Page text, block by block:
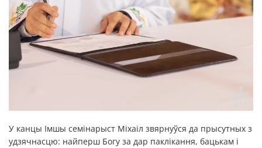
У канцы Імшы семінарыст Міхаіл звярнуўся да прысутных з
удзячнасцю: найперш Богу за дар паклікання, бацькам і